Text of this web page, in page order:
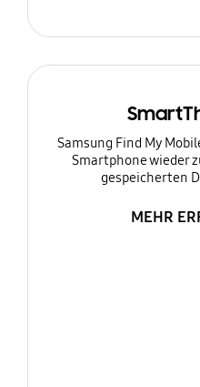
Samsung Find My
Smartphone wieder
gespeicherten
MEHR